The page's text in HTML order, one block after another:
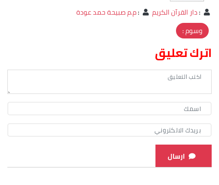
:دار القرآن الكريم :م.م صبيحة حمد عودة
وسوم :
اترك تعليق
ارسال